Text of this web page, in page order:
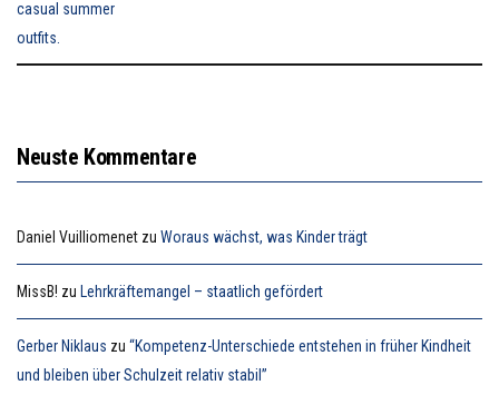
Neuste Kommentare
Daniel Vuilliomenet zu Woraus wächst, was Kinder trägt
MissB! zu Lehrkräftemangel – staatlich gefördert
Gerber Niklaus zu “Kompetenz-Unterschiede entstehen in früher Kindheit
und bleiben über Schulzeit relativ stabil”